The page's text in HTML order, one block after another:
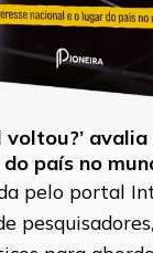
voltou?’
país no
pelo portal